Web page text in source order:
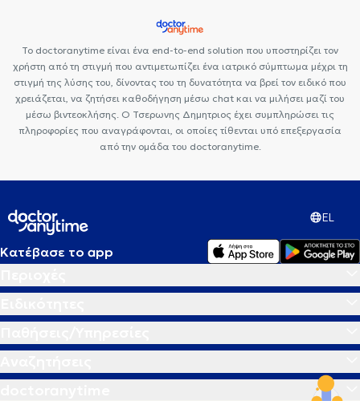
Το doctoranytime είναι ένα end-to-end solution που υποστηρίζει τον
χρήστη από τη στιγμή που αντιμετωπίζει ένα ιατρικό σύμπτωμα μέχρι τη
στιγμή της λύσης του, δίνοντας του τη δυνατότητα να βρεί τον ειδικό που
χρειάζεται, να ζητήσει καθοδήγηση μέσω chat και να μιλήσει μαζί του
μέσω βιντεοκλήσης. Ο Τσερωνης Δημητριος έχει συμπληρώσει τις
πληροφορίες που αναγράφονται, οι οποίες τίθενται υπό επεξεργασία
από την ομάδα του doctoranytime.
EL
Κατέβασε το app